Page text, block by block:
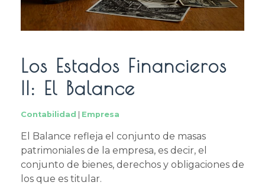
Los Estados Financieros
II: El Balance
Contabilidad | Empresa
El Balance refleja el conjunto de masas
patrimoniales de la empresa, es decir, el
conjunto de bienes, derechos y obligaciones de
los que es titular.